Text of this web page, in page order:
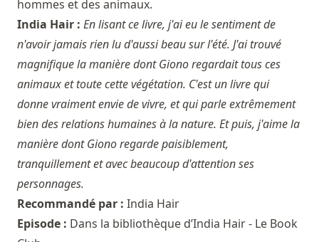
hommes et des animaux.
India Hair : En lisant ce livre, j'ai eu le sentiment de
n'avoir jamais rien lu d'aussi beau sur l'été. J'ai trouvé
magnifique la manière dont Giono regardait tous ces
animaux et toute cette végétation. C'est un livre qui
donne vraiment envie de vivre, et qui parle extrêmement
bien des relations humaines à la nature. Et puis, j'aime la
manière dont Giono regarde paisiblement,
tranquillement et avec beaucoup d'attention ses
personnages.
Recommandé par : India Hair
Episode : Dans la bibliothèque d’India Hair - Le Book